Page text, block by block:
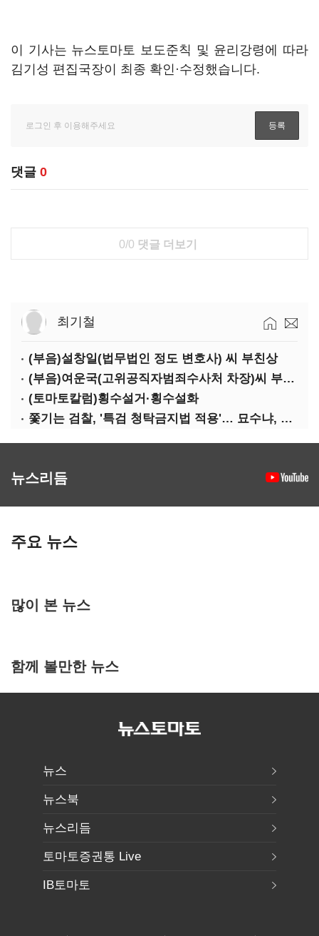
이 기사는 뉴스토마토 보도준칙 및 윤리강령에 따라
김기성 편집국장이 최종 확인·수정했습니다.
댓글 0
0/0 댓글 더보기
최기철
(부음)설창일(법무법인 정도 변호사) 씨 부친상
(부음)여운국(고위공직자범죄수사처 차장)씨 부친상
(토마토칼럼)횡수설거·횡수설화
쫓기는 검찰, '특검 청탁금지법 적용'… 묘수냐, 무리수냐
뉴스리듬
주요 뉴스
많이 본 뉴스
함께 볼만한 뉴스
뉴스
뉴스북
뉴스리듬
토마토증권통 Live
IB토마토